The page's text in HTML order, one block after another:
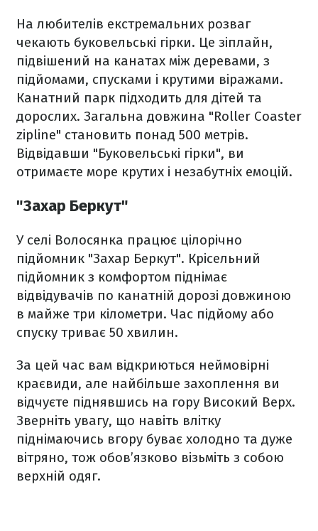
На любителів екстремальних розваг
чекають буковельські гірки. Це зіплайн,
підвішений на канатах між деревами, з
підйомами, спусками і крутими віражами.
Канатний парк підходить для дітей та
дорослих. Загальна довжина "Roller Coaster
zipline" становить понад 500 метрів.
Відвідавши "Буковельські гірки", ви
отримаєте море крутих і незабутніх емоцій.
"Захар Беркут"
У селі Волосянка працює цілорічно
підйомник "Захар Беркут". Крісельний
підйомник з комфортом піднімає
відвідувачів по канатній дорозі довжиною
в майже три кілометри. Час підйому або
спуску триває 50 хвилин.
За цей час вам відкриються неймовірні
краєвиди, але найбільше захоплення ви
відчуєте піднявшись на гору Високий Верх.
Зверніть увагу, що навіть влітку
піднімаючись вгору буває холодно та дуже
вітряно, тож обов’язково візьміть з собою
верхній одяг.